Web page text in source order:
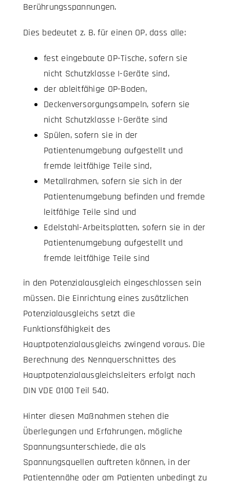
Berührungsspannungen.
Dies bedeutet z. B. für einen OP, dass alle:
fest eingebaute OP-Tische, sofern sie
nicht Schutzklasse I-Geräte sind,
der ableitfähige OP-Boden,
Deckenversorgungsampeln, sofern sie
nicht Schutzklasse I-Geräte sind
Spülen, sofern sie in der
Patientenumgebung aufgestellt und
fremde leitfähige Teile sind,
Metallrahmen, sofern sie sich in der
Patientenumgebung befinden und fremde
leitfähige Teile sind und
Edelstahl-Arbeitsplatten, sofern sie in der
Patientenumgebung aufgestellt und
fremde leitfähige Teile sind
in den Potenzialausgleich eingeschlossen sein
müssen. Die Einrichtung eines zusätzlichen
Potenzialausgleichs setzt die
Funktionsfähigkeit des
Hauptpotenzialausgleichs zwingend voraus. Die
Berechnung des Nennquerschnittes des
Hauptpotenzialausgleichsleiters erfolgt nach
DIN VDE 0100 Teil 540.
Hinter diesen Maßnahmen stehen die
Überlegungen und Erfahrungen, mögliche
Spannungsunterschiede, die als
Spannungsquellen auftreten können, in der
Patientennähe oder am Patienten unbedingt zu